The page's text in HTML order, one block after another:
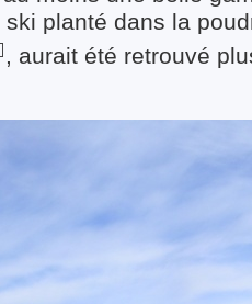
planté dans la
, aurait été retrouvé